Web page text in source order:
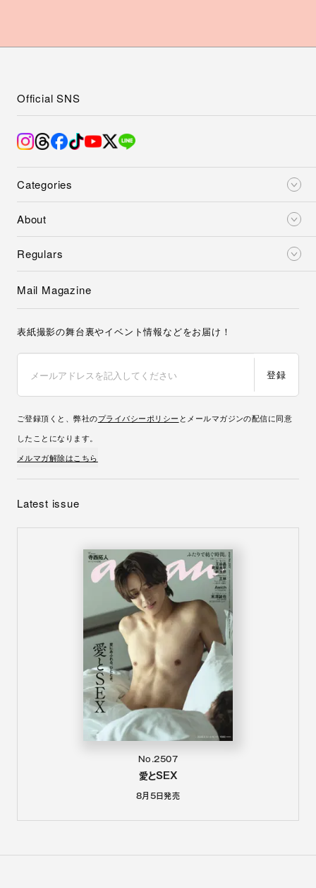
Categories
About
Regulars
Official SNS
Mail Magazine
表紙撮影の舞台裏やイベント情報などをお届け！
登録
ご登録頂くと、弊社のプライバシーポリシー とメールマガジンの配信に同意
したことになります。
メルマガ解除はこちら
Latest issue
No.2507
愛とSEX
8月5日発売